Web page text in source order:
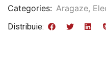
Categories: Aragaze,
Distribuie: